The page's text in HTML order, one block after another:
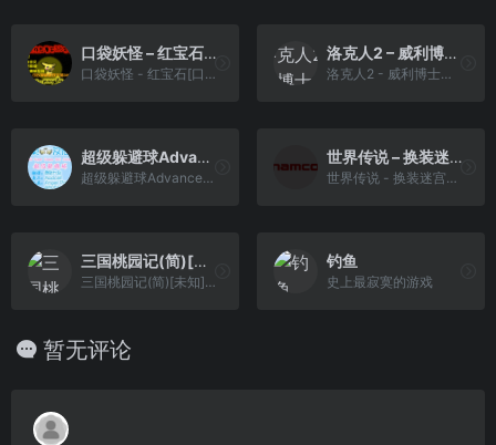
口袋妖怪 – 红宝石[口袋妖怪网](386&Font For Valentine’s Day)(简)(JP)(64.58Mb)
口袋妖怪 - 红宝石[口袋妖怪网](386&Font For Valentine's Day)(简)(JP)(64.58Mb)
洛克人2 – 威利博士之谜(v20230315)(v2)(繁)[Nokoh](JP)[ACT](4Mb)
洛克人2 - 威利博士之谜(v20230315)(v2)(繁)[Nokoh](JP)[ACT](4Mb)
超级躲避球Advance[天使汉化组](繁)(US)(40Mb)
超级躲避球Advance[天使汉化组](繁)(US)(40Mb)
世界传说 – 换装迷宫3[盗版&游戏炒饭](繁)(JP)(128Mb)
世界传说 - 换装迷宫3[盗版&游戏炒饭](繁)(JP)(128Mb)
三国桃园记(简)[未知](CN)[RPG](4Mb)
三国桃园记(简)[未知](CN)[RPG](4Mb)
钓鱼
史上最寂寞的游戏
暂无评论